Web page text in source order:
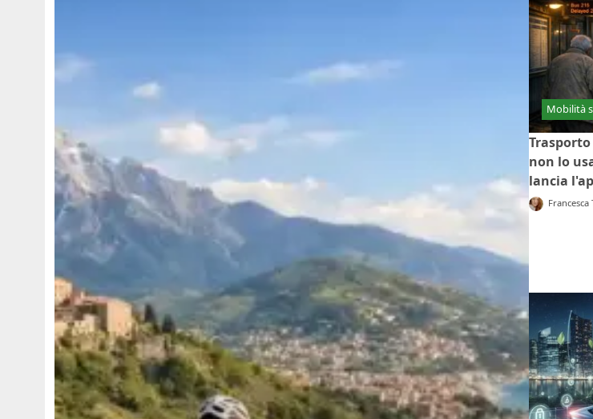
Mobilità
non lo
lancia
Francesca